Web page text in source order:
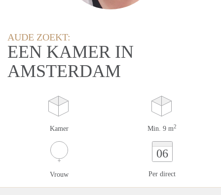
AUDE ZOEKT:
EEN KAMER IN
AMSTERDAM
Kamer Min. 9 m2
Vrouw
06
Per direct